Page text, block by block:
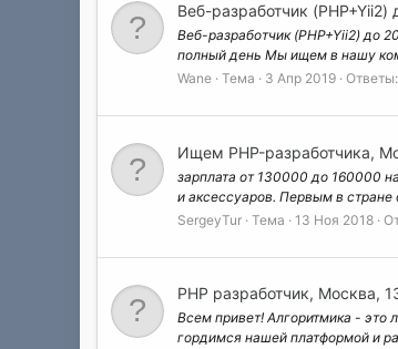
Веб-разработчик
Веб-разработчик (PHP+Yii2) до
полный день Мы ищем в нашу
Wane Тема 3 Апр 2019
Ищем PHP-разработчика,
зарплата от 130000 до 160000
и аксессуаров. Первым в
SergeyTur Тема 13 Ноя 2018
PHP разработчик, Москва,
Всем привет! Алгоритмика - это
гордимся нашей платформой и